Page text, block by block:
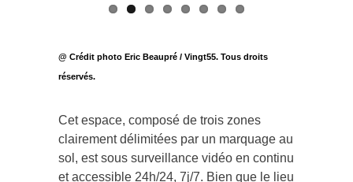
@ Crédit photo Eric Beaupré / Vingt55. Tous droits
réservés.
Cet espace, composé de trois zones
clairement délimitées par un marquage au
sol, est sous surveillance vidéo en continu
et accessible 24h/24, 7j/7. Bien que le lieu